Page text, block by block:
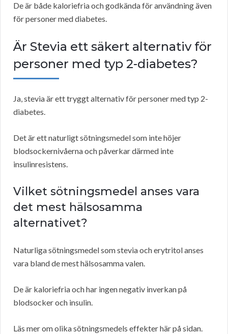
De är både kaloriefria och godkända för användning även
för personer med diabetes.
Är Stevia ett säkert alternativ för
personer med typ 2-diabetes?
Ja, stevia är ett tryggt alternativ för personer med typ 2-
diabetes.
Det är ett naturligt sötningsmedel som inte höjer
blodsockernivåerna och påverkar därmed inte
insulinresistens.
Vilket sötningsmedel anses vara
det mest hälsosamma
alternativet?
Naturliga sötningsmedel som stevia och erytritol anses
vara bland de mest hälsosamma valen.
De är kaloriefria och har ingen negativ inverkan på
blodsocker och insulin.
Läs mer om olika sötningsmedels effekter här på sidan.